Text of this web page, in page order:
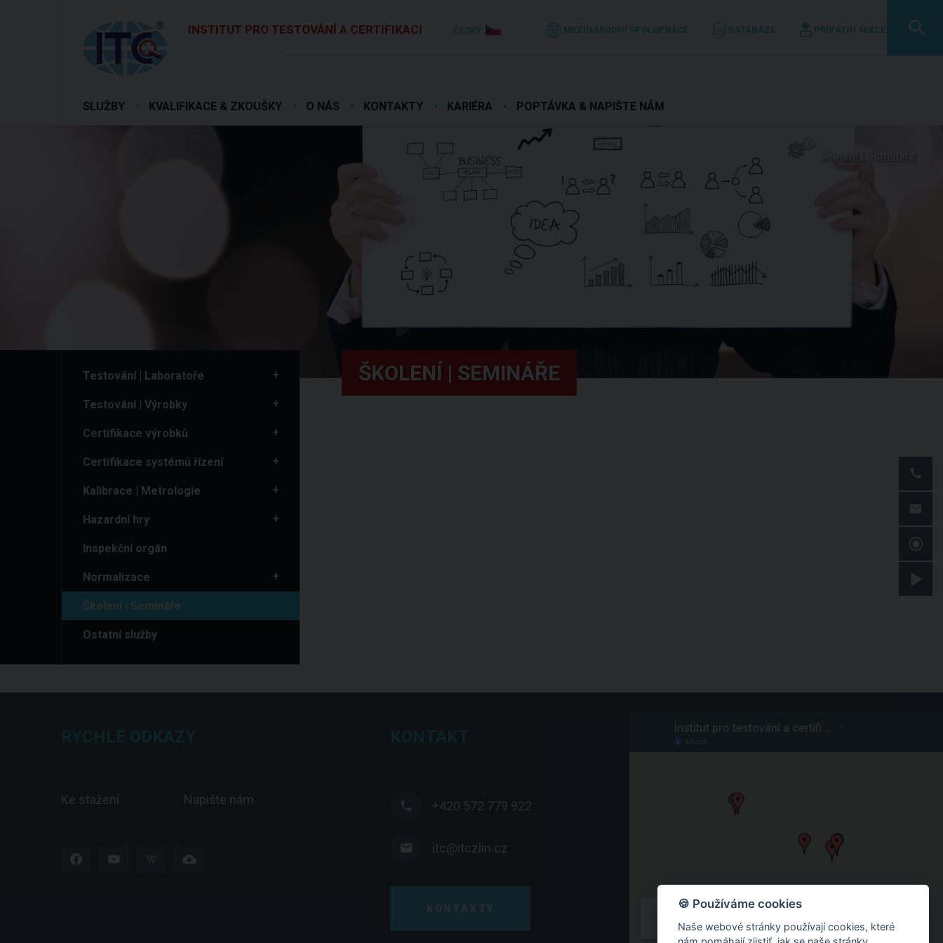
INSTITUT PRO TESTOVÁNÍ A CERTIFIKACI ČESKY MEZINÁRODNÍ SPOLUPRÁCE DATABÁZE PRIVÁTNÍ SEKCE
SLUŽBY KVALIFIKACE & ZKOUŠKY O NÁS KONTAKTY KARIÉRA POPTÁVKA & NAPIŠTE NÁM
Testování | Laboratoře
Testování | Výrobky
Certifikace výrobků
Certifikace systémů řízení
Kalibrace | Metrologie
Hazardní hry
Inspekční orgán
Normalizace
Školení | Semináře
Ostatní služby
ŠKOLENÍ | SEMINÁŘE
Ke stažení Napište nám +420 572 779 922
itc@itczlin.cz
KONTAKTY 🍪 Používáme cookies
Naše webové stránky používají cookies, které